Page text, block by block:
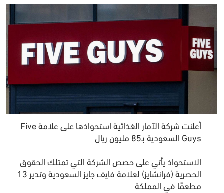
أعلنت شركة الآمار الغذائية استحواذها على علامة Five
Guys السعودية بـ85 مليون ريال
‏الاستحواذ يأتي على حصص الشركة التي تمتلك الحقوق
الحصرية (فرانشايز) لعلامة فايف جايز السعودية وتدير 13
مطعمًا في المملكة